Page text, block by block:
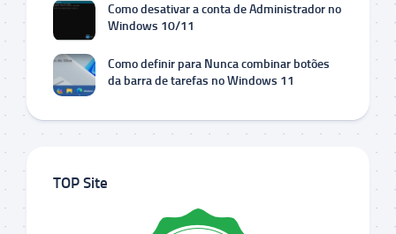
Como desativar a conta de Administrador no
Windows 10/11
Como definir para Nunca combinar botões
da barra de tarefas no Windows 11
TOP Site